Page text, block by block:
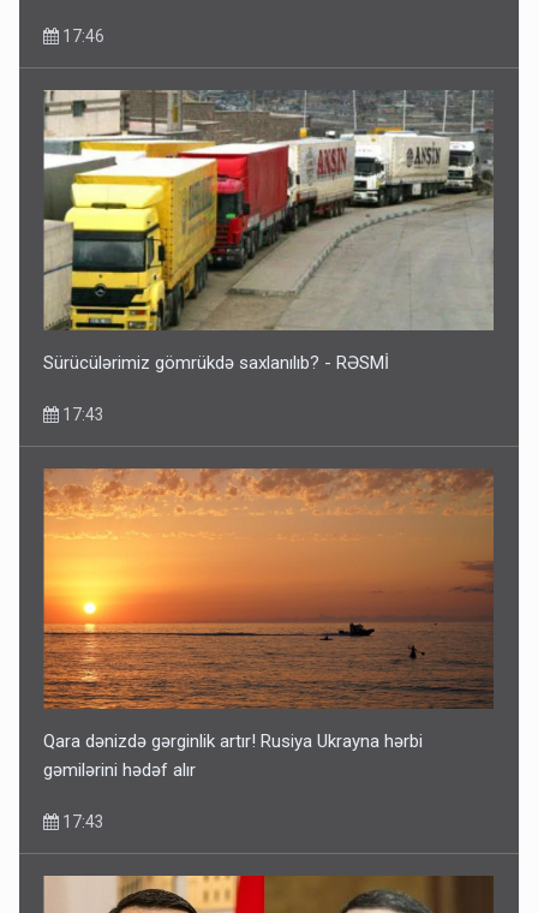
17:46
Sürücülərimiz gömrükdə saxlanılıb? - RƏSMİ
17:43
Qara dənizdə gərginlik artır! Rusiya Ukrayna hərbi
gəmilərini hədəf alır
17:43